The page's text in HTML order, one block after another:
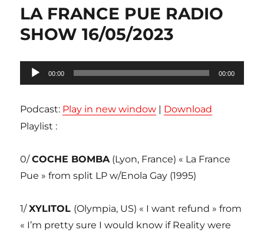
LA FRANCE PUE RADIO
SHOW 16/05/2023
Lecteur
audio
00:00 00:00
Podcast: Play in new window | Download
Playlist :
0/COCHE BOMBA(Lyon, France) « La France
Pue » from split LP w/Enola Gay (1995)
1/XYLITOL (Olympia, US) « I want refund » from
« I’m pretty sure I would know if Reality were